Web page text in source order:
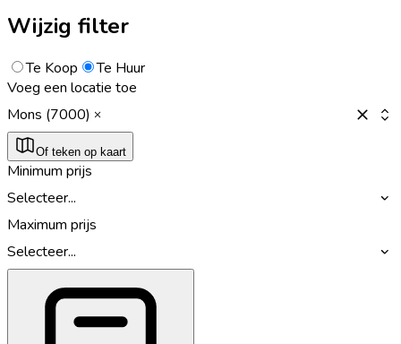
Wijzig filter
Te Koop
Te Huur
Voeg een locatie toe
Mons (7000)
Of teken op kaart
Minimum prijs
Selecteer...
Maximum prijs
Selecteer...